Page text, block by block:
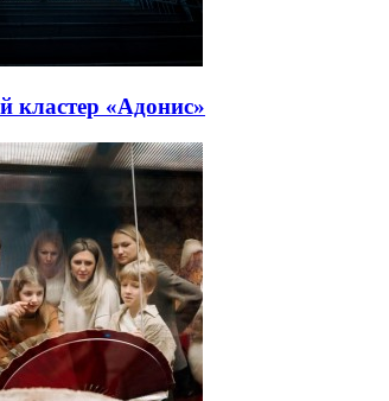
кластер «Адонис»